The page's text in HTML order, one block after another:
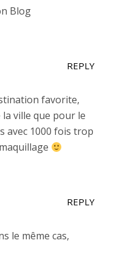
Blog
REPLY
favorite,
ville que pour le
avec 1000 fois trop
REPLY
le même cas,